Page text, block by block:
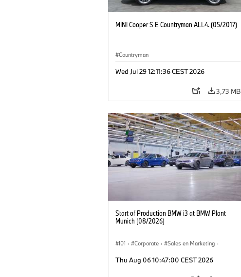
MINI Cooper S E Countryman ALL4. (05/2017)
Countryman
Wed Jul 29 12:11:36 CEST 2026
3,73 MB
Start of Production BMW i3 at BMW Plant
Munich (08/2026)
I01 · Corporate · Sales en Marketing ·
Thu Aug 06 10:47:00 CEST 2026